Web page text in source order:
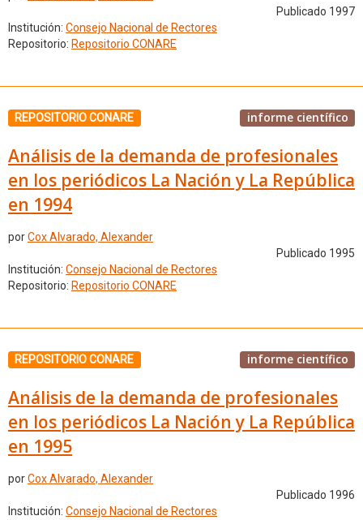
Publicado 1997
Institución: Consejo Nacional de Rectores
Repositorio: Repositorio CONARE
REPOSITORIO CONARE informe científico
Análisis de la demanda de profesionales
en los periódicos La Nación y La República
en 1994
porCox Alvarado, Alexander
Publicado 1995
Institución: Consejo Nacional de Rectores
Repositorio: Repositorio CONARE
REPOSITORIO CONARE informe científico
Análisis de la demanda de profesionales
en los periódicos La Nación y La República
en 1995
porCox Alvarado, Alexander
Publicado 1996
Institución: Consejo Nacional de Rectores